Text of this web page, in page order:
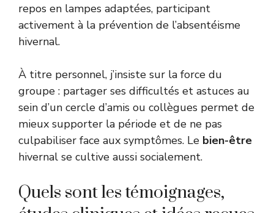
repos en lampes adaptées, participant
activement à la prévention de l’absentéisme
hivernal.
À titre personnel, j’insiste sur la force du
groupe : partager ses difficultés et astuces au
sein d’un cercle d’amis ou collègues permet de
mieux supporter la période et de ne pas
culpabiliser face aux symptômes. Le bien-être
hivernal se cultive aussi socialement.
Quels sont les témoignages,